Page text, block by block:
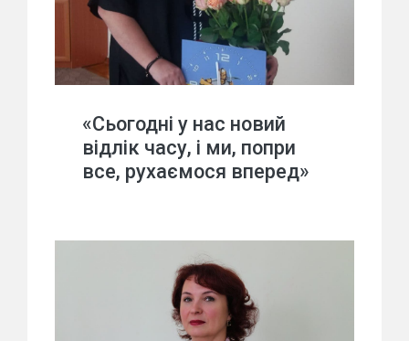
«Сьогодні у нас новий
відлік часу, і ми, попри
все, рухаємося вперед»